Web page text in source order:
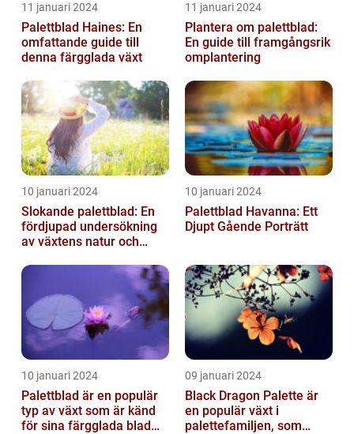
11 januari 2024
Palettblad Haines: En
omfattande guide till
denna färgglada växt
11 januari 2024
Plantera om palettblad:
En guide till framgångsrik
omplantering
10 januari 2024
Slokande palettblad: En
fördjupad undersökning
av växtens natur och
10 januari 2024
Palettblad Havanna: Ett
Djupt Gående Porträtt
10 januari 2024
Palettblad är en populär
typ av växt som är känd
för sina färgglada blad
09 januari 2024
Black Dragon Palette är
en populär växt i
palettefamiljen, som